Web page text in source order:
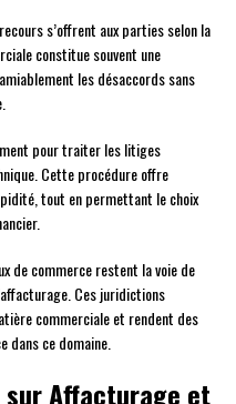
s’offrent aux parties selon la
constitue souvent une
les désaccords sans
pour traiter les litiges
Cette procédure offre
tout en permettant le choix
de commerce restent la voie de
Ces juridictions
commerciale et rendent des
dans ce domaine.
Affacturage et